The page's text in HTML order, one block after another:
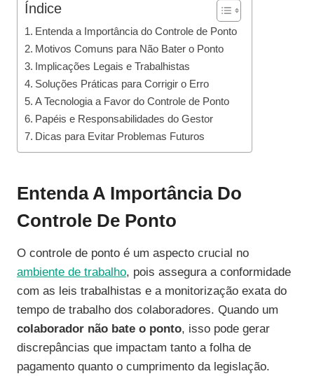
Índice
Entenda a Importância do Controle de Ponto
Motivos Comuns para Não Bater o Ponto
Implicações Legais e Trabalhistas
Soluções Práticas para Corrigir o Erro
A Tecnologia a Favor do Controle de Ponto
Papéis e Responsabilidades do Gestor
Dicas para Evitar Problemas Futuros
Entenda A Importância Do
Controle De Ponto
O controle de ponto é um aspecto crucial no
ambiente de trabalho, pois assegura a conformidade
com as leis trabalhistas e a monitorização exata do
tempo de trabalho dos colaboradores. Quando um
colaborador não bate o ponto, isso pode gerar
discrepâncias que impactam tanto a folha de
pagamento quanto o cumprimento da legislação.